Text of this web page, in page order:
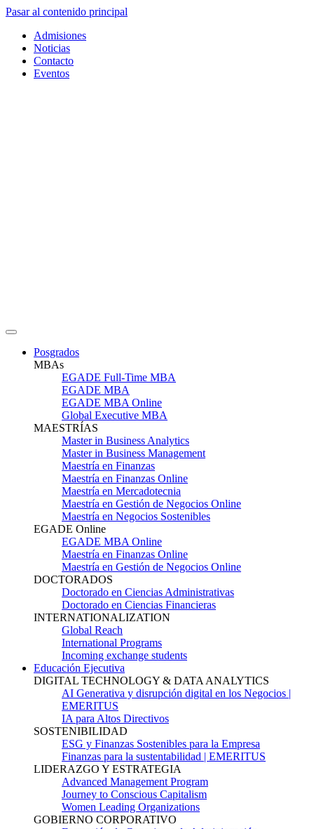
Pasar al contenido principal
Admisiones
Noticias
Contacto
Eventos
Posgrados
MBAs
EGADE Full-Time MBA
EGADE MBA
EGADE MBA Online
Global Executive MBA
MAESTRÍAS
Master in Business Analytics
Master in Business Management
Maestría en Finanzas
Maestría en Finanzas Online
Maestría en Mercadotecnia
Maestría en Gestión de Negocios Online
Maestría en Negocios Sostenibles
EGADE Online
EGADE MBA Online
Maestría en Finanzas Online
Maestría en Gestión de Negocios Online
DOCTORADOS
Doctorado en Ciencias Administrativas
Doctorado en Ciencias Financieras
INTERNATIONALIZATION
Global Reach
International Programs
Incoming exchange students
Educación Ejecutiva
DIGITAL TECHNOLOGY & DATA ANALYTICS
AI Generativa y disrupción digital en los Negocios |
EMERITUS
IA para Altos Directivos
SOSTENIBILIDAD
ESG y Finanzas Sostenibles para la Empresa
Finanzas para la sustentabilidad | EMERITUS
LIDERAZGO Y ESTRATEGIA
Advanced Management Program
Journey to Conscious Capitalism
Women Leading Organizations
GOBIERNO CORPORATIVO